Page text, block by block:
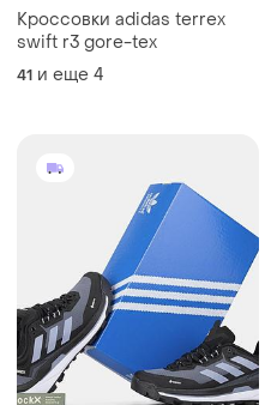
Кроссовки adidas terrex
swift r3 gore-tex
41 и еще 4